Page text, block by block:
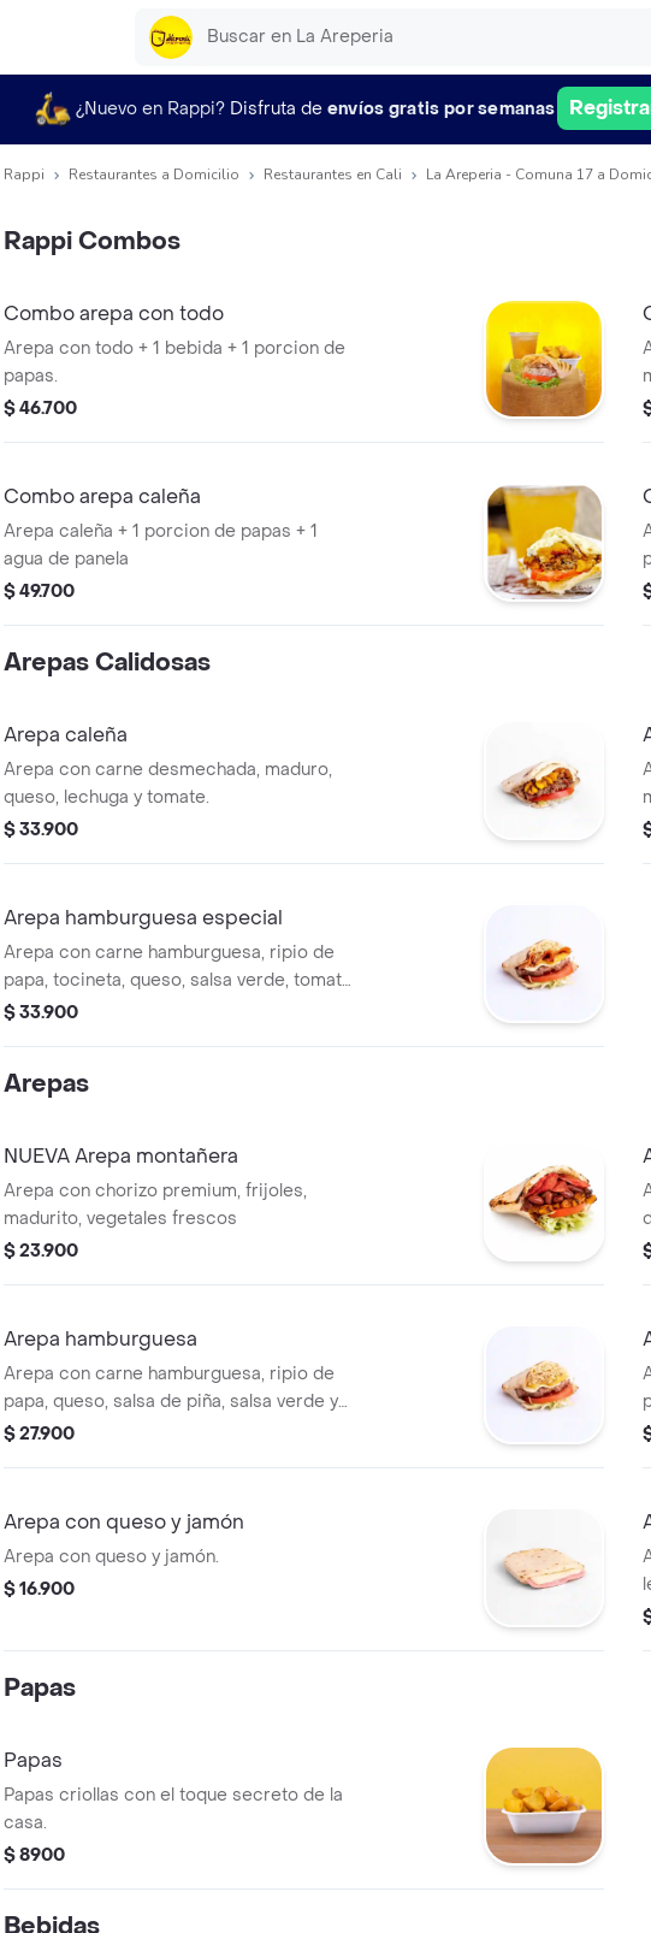
¿Nuevo en Rappi? Disfruta de envíos gratis por semanas
Rappi Restaurantes a Domicilio Restaurantes en Cali La Areperia - Comuna 17 a
Rappi Combos
Combo arepa con todo
Arepa con todo + 1 bebida + 1 porcion de
papas.
$ 46.700
Combo arepa caleña
Arepa caleña + 1 porcion de papas + 1
agua de panela
$ 49.700
Arepas Calidosas
Arepa caleña
Arepa con carne desmechada, maduro,
queso, lechuga y tomate.
$ 33.900
Arepa hamburguesa especial
Arepa con carne hamburguesa, ripio de
papa, tocineta, queso, salsa verde, tomate
y lechuga
$ 33.900
Arepas
NUEVA Arepa montañera
Arepa con chorizo premium, frijoles,
madurito, vegetales frescos
$ 23.900
Arepa hamburguesa
Arepa con carne hamburguesa, ripio de
papa, queso, salsa de piña, salsa verde y
verdura fresca.
$ 27.900
Arepa con queso y jamón
Arepa con queso y jamón.
$ 16.900
Papas
Papas
Papas criollas con el toque secreto de la
casa.
$ 8900